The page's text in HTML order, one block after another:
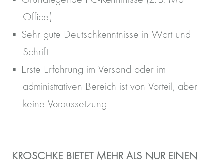
Office)
Sehr gute Deutschkenntnisse in Wort und
Schrift
Erste Erfahrung im Versand oder im
administrativen Bereich ist von Vorteil, aber
keine Voraussetzung
KROSCHKE BIETET MEHR ALS NUR EINEN